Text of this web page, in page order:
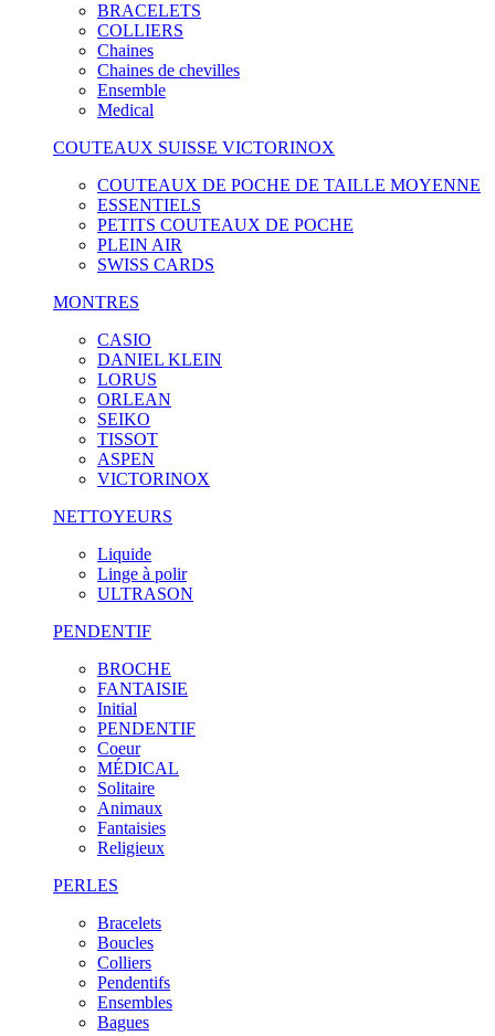
BRACELETS
COLLIERS
Chaines
Chaines de chevilles
Ensemble
Medical
COUTEAUX SUISSE VICTORINOX
COUTEAUX DE POCHE DE TAILLE MOYENNE
ESSENTIELS
PETITS COUTEAUX DE POCHE
PLEIN AIR
SWISS CARDS
MONTRES
CASIO
DANIEL KLEIN
LORUS
ORLEAN
SEIKO
TISSOT
ASPEN
VICTORINOX
NETTOYEURS
Liquide
Linge à polir
ULTRASON
PENDENTIF
BROCHE
FANTAISIE
Initial
PENDENTIF
Coeur
MÉDICAL
Solitaire
Animaux
Fantaisies
Religieux
PERLES
Bracelets
Boucles
Colliers
Pendentifs
Ensembles
Bagues